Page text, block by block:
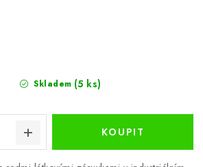
Skladem (5 ks)